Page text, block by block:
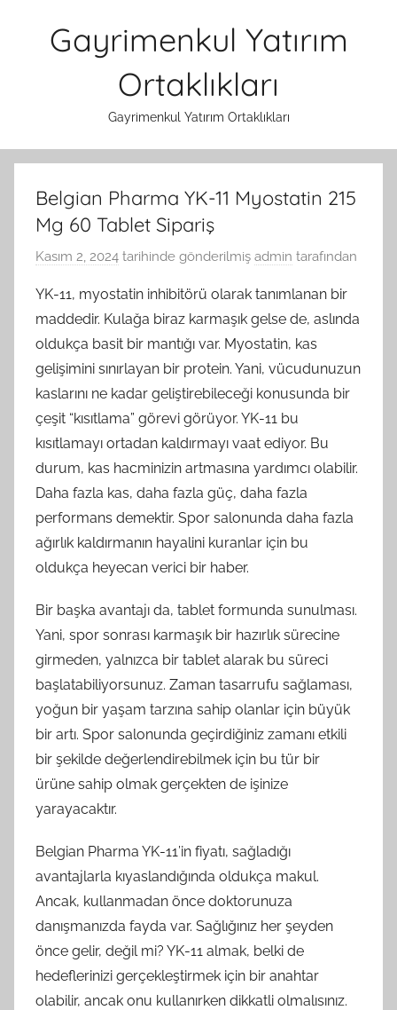
Gayrimenkul Yatırım
Ortaklıkları
Gayrimenkul Yatırım Ortaklıkları
Belgian Pharma YK-11 Myostatin 215
Mg 60 Tablet Sipariş
Kasım 2, 2024 tarihinde gönderilmiş admin tarafından
YK-11, myostatin inhibitörü olarak tanımlanan bir
maddedir. Kulağa biraz karmaşık gelse de, aslında
oldukça basit bir mantığı var. Myostatin, kas
gelişimini sınırlayan bir protein. Yani, vücudunuzun
kaslarını ne kadar geliştirebileceği konusunda bir
çeşit “kısıtlama” görevi görüyor. YK-11 bu
kısıtlamayı ortadan kaldırmayı vaat ediyor. Bu
durum, kas hacminizin artmasına yardımcı olabilir.
Daha fazla kas, daha fazla güç, daha fazla
performans demektir. Spor salonunda daha fazla
ağırlık kaldırmanın hayalini kuranlar için bu
oldukça heyecan verici bir haber.
Bir başka avantajı da, tablet formunda sunulması.
Yani, spor sonrası karmaşık bir hazırlık sürecine
girmeden, yalnızca bir tablet alarak bu süreci
başlatabiliyorsunuz. Zaman tasarrufu sağlaması,
yoğun bir yaşam tarzına sahip olanlar için büyük
bir artı. Spor salonunda geçirdiğiniz zamanı etkili
bir şekilde değerlendirebilmek için bu tür bir
ürüne sahip olmak gerçekten de işinize
yarayacaktır.
Belgian Pharma YK-11’in fiyatı, sağladığı
avantajlarla kıyaslandığında oldukça makul.
Ancak, kullanmadan önce doktorunuza
danışmanızda fayda var. Sağlığınız her şeyden
önce gelir, değil mi? YK-11 almak, belki de
hedeflerinizi gerçekleştirmek için bir anahtar
olabilir, ancak onu kullanırken dikkatli olmalısınız.